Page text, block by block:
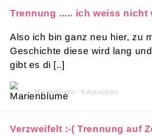
Trennung ..... ich weiss nicht
Also ich bin ganz neu hier, zu
Geschichte diese wird lang
gibt es di [..]
Marienblume - 8 Antworten
Verzweifelt :-( Trennung auf